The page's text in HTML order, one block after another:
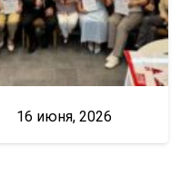
16 июня, 2026